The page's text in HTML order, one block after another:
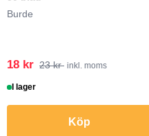
Burde
18 kr 23 kr inkl. moms
I lager
Köp